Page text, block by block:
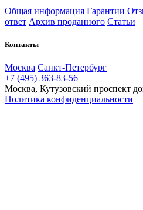
Общая информация Гарантии
ответ Архив проданного Статьи
Контакты
Москва Санкт-Петербург
+7 (495) 363-83-56
Москва, Кутузовский проспект
Политика конфиденциальности